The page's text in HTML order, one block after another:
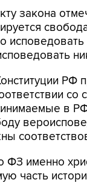
закона
РФ
со
в
именно
часть